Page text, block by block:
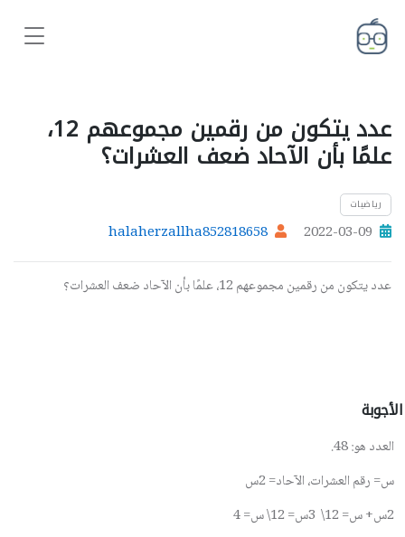
عدد يتكون من رقمين مجموعهم 12،
علمًا بأن الآحاد ضعف العشرات؟
رياضيات
2022-03-09
halaherzallha852818658
عدد يتكون من رقمين مجموعهم 12، علمًا بأن الآحاد ضعف العشرات؟
الأجوبة
العدد هو: 48
.
س= رقم العشرات، الآحاد= 2س
2س+ س= 12\ 3س= 12\ س= 4